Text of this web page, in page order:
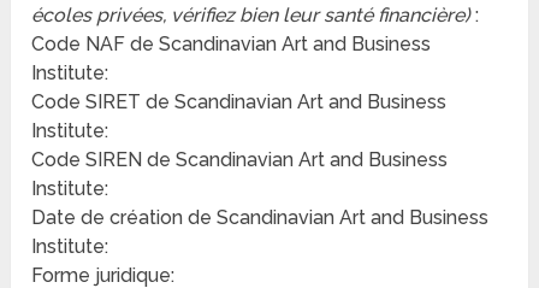
écoles privées, vérifiez bien leur santé financière):
Code NAF de Scandinavian Art and Business
Institute:
Code SIRET de Scandinavian Art and Business
Institute:
Code SIREN de Scandinavian Art and Business
Institute:
Date de création de Scandinavian Art and Business
Institute:
Forme juridique: